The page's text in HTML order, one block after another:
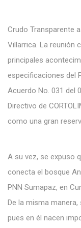
Crudo Transparente
Villarrica. La reunión
principales
especificaciones del
Acuerdo No. 031 del
Directivo de
como una gran
A su vez, se expuso
conecta el bosque
PNN Sumapaz, en
De la misma
pues en él nacen